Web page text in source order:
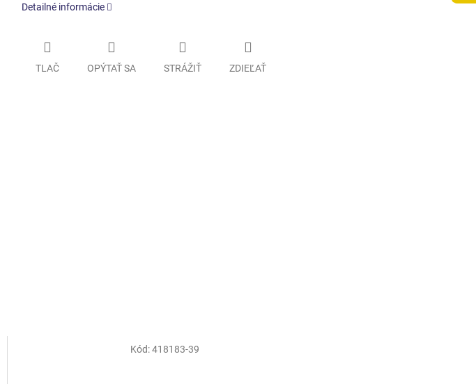
Detailné informácie
TLAČ OPÝTAŤ SA STRÁŽIŤ ZDIEĽAŤ
Kód:418183-39